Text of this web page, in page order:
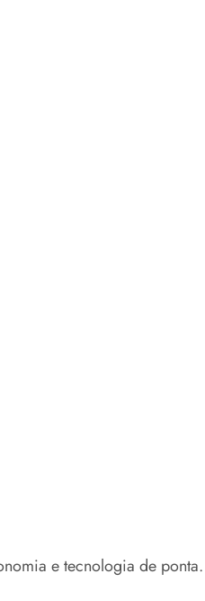
e tecnologia de